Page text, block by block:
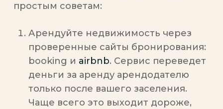
простым советам:
Арендуйте недвижимость через
проверенные сайты бронирования:
booking и airbnb. Сервис переведет
деньги за аренду арендодателю
только после вашего заселения.
Чаще всего это выходит дороже,